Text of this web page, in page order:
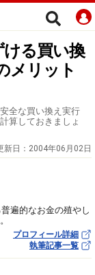
ける買い換
メリット
全な買い換え実行
算しておきましょ
新日： 2004年06月02日
遍的なお金の殖やし
プロフィール詳細
執筆記事一覧